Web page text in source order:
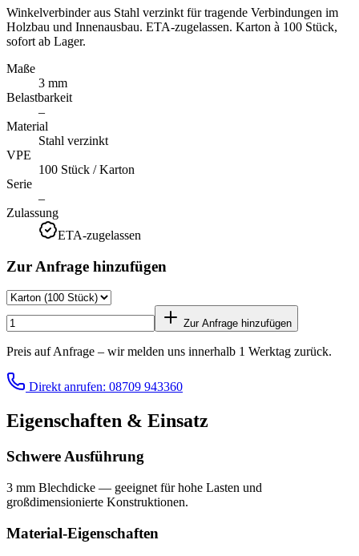
Winkelverbinder aus Stahl verzinkt für tragende Verbindungen im
Holzbau und Innenausbau. ETA-zugelassen. Karton à 100 Stück,
sofort ab Lager.
Maße
3 mm
Belastbarkeit
–
Material
Stahl verzinkt
VPE
100 Stück / Karton
Serie
–
Zulassung
ETA-zugelassen
Zur Anfrage hinzufügen
Zur Anfrage hinzufügen
Preis auf Anfrage – wir melden uns innerhalb 1 Werktag zurück.
Direkt anrufen: 08709 943360
Eigenschaften & Einsatz
Schwere Ausführung
3 mm Blechdicke — geeignet für hohe Lasten und
großdimensionierte Konstruktionen.
Material-Eigenschaften